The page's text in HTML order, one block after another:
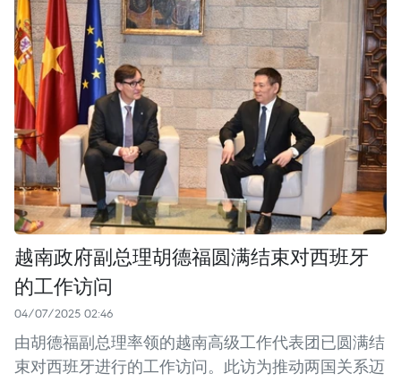
越南政府副总理胡德福圆满结束对西班牙
的工作访问
04/07/2025 02:46
由胡德福副总理率领的越南高级工作代表团已圆满结
束对西班牙进行的工作访问。此访为推动两国关系迈